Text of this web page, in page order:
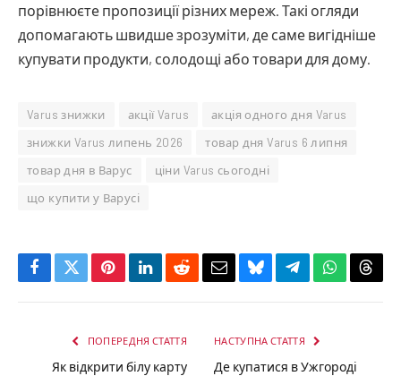
порівнюєте пропозиції різних мереж. Такі огляди
допомагають швидше зрозуміти, де саме вигідніше
купувати продукти, солодощі або товари для дому.
Varus знижки акції Varus
акція одного дня Varus
знижки Varus липень 2026
товар дня Varus 6 липня
товар дня в Варус
ціни Varus сьогодні
що купити у Варусі
Facebook
TwitterPinterestLinkedInRedditEmailBlueskyTelegramWhatsApp
ПОПЕРЕДНЯ СТАТТЯ
Як відкрити білу карту
НАСТУПНА СТАТТЯ
Де купатися в Ужгороді